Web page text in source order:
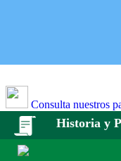
Consulta nuestros
Historia y